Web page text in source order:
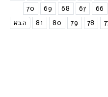
66
67
68
69
70
78
79
80
81 הבא